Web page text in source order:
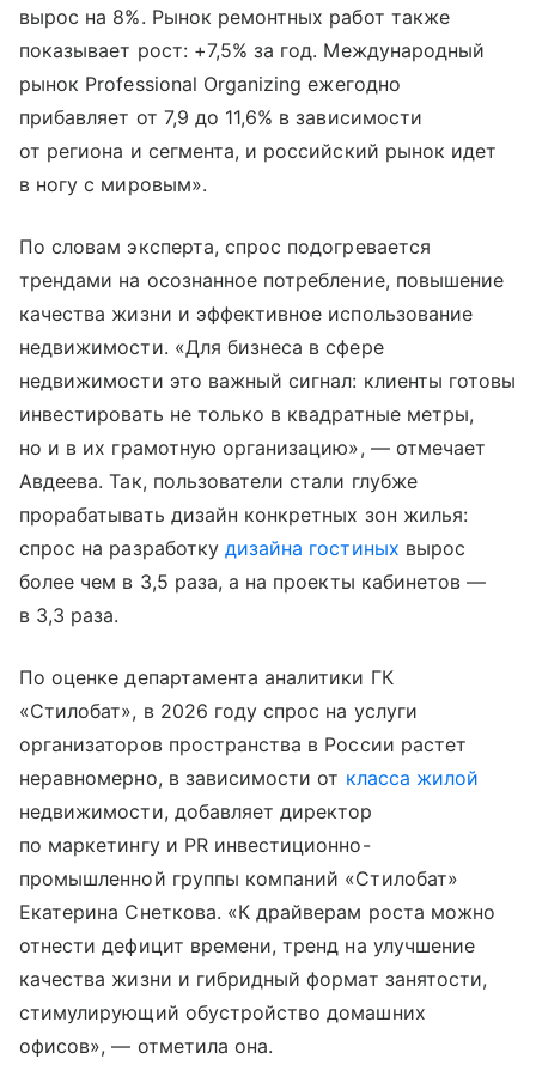
вырос на 8%. Рынок ремонтных работ также
показывает рост: +7,5% за год. Международный
рынок Professional Organizing ежегодно
прибавляет от 7,9 до 11,6% в зависимости
от региона и сегмента, и российский рынок идет
в ногу с мировым».
По словам эксперта, спрос подогревается
трендами на осознанное потребление, повышение
качества жизни и эффективное использование
недвижимости. «Для бизнеса в сфере
недвижимости это важный сигнал: клиенты готовы
инвестировать не только в квадратные метры,
но и в их грамотную организацию», — отмечает
Авдеева. Так, пользователи стали глубже
прорабатывать дизайн конкретных зон жилья:
спрос на разработку дизайна гостиных вырос
более чем в 3,5 раза, а на проекты кабинетов —
в 3,3 раза.
По оценке департамента аналитики ГК
«Стилобат», в 2026 году спрос на услуги
организаторов пространства в России растет
неравномерно, в зависимости от класса жилой
недвижимости, добавляет директор
по маркетингу и PR инвестиционно-
промышленной группы компаний «Стилобат»
Екатерина Снеткова. «К драйверам роста можно
отнести дефицит времени, тренд на улучшение
качества жизни и гибридный формат занятости,
стимулирующий обустройство домашних
офисов», — отметила она.